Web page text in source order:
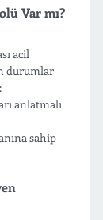
Var mı?
acil
durumlar
anlatmalı
sahip